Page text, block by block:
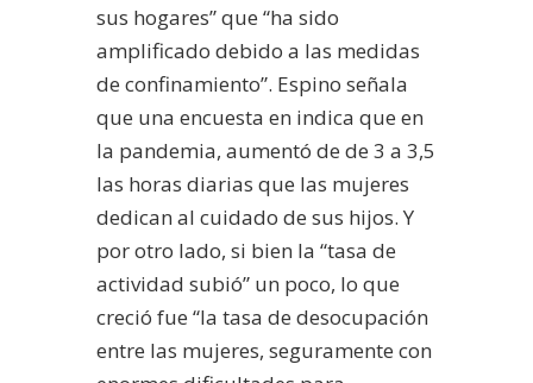
sus hogares” que “ha sido
amplificado debido a las medidas
de confinamiento”. Espino señala
que una encuesta en indica que en
la pandemia, aumentó de de 3 a 3,5
las horas diarias que las mujeres
dedican al cuidado de sus hijos. Y
por otro lado, si bien la “tasa de
actividad subió” un poco, lo que
creció fue “la tasa de desocupación
entre las mujeres, seguramente con